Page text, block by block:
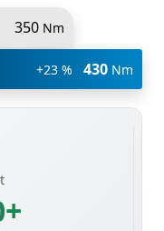
350 Nm
+23 % 430 Nm